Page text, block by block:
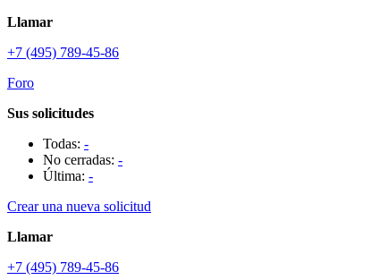
Llamar
+7 (495) 789-45-86
Foro
Sus solicitudes
Todas: -
No cerradas: -
Última: -
Crear una nueva solicitud
Llamar
+7 (495) 789-45-86